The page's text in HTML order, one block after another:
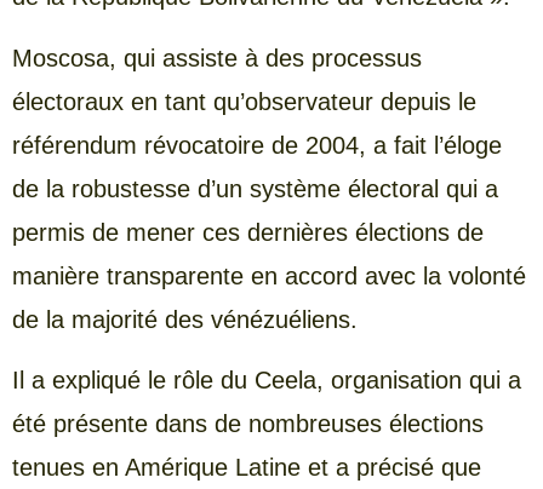
Moscosa, qui assiste à des processus
électoraux en tant qu’observateur depuis le
référendum révocatoire de 2004, a fait l’éloge
de la robustesse d’un système électoral qui a
permis de mener ces dernières élections de
manière transparente en accord avec la volonté
de la majorité des vénézuéliens.
Il a expliqué le rôle du Ceela, organisation qui a
été présente dans de nombreuses élections
tenues en Amérique Latine et a précisé que